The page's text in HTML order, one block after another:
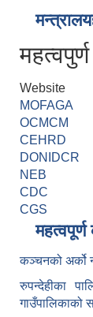
Website
MOFAGA
OCMCM
CEHRD
DONIDCR
NEB
CDC
CGS
कञ्चनको अर्को
रुपन्देहीका
गाउँपालिकाको